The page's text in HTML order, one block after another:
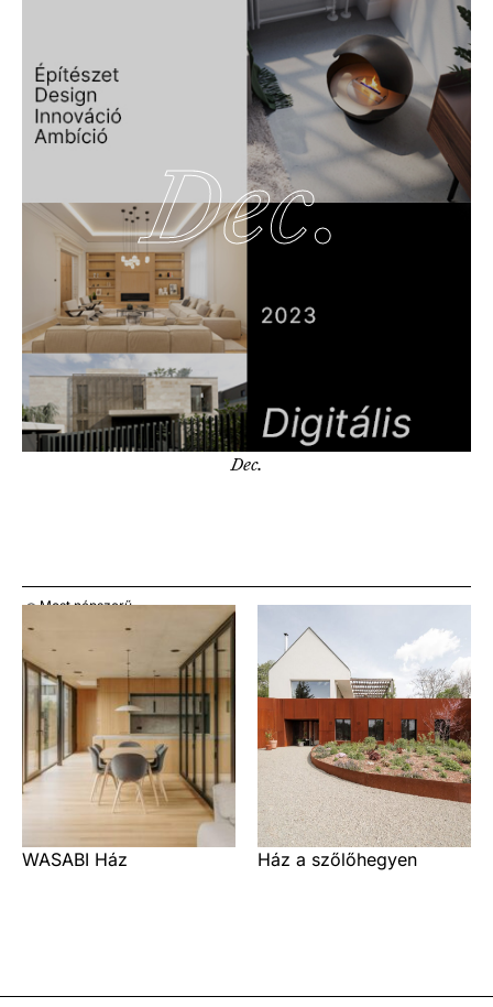
Dec.
Dec.
Most népszerű
WASABI Ház Ház a szőlőhegyen